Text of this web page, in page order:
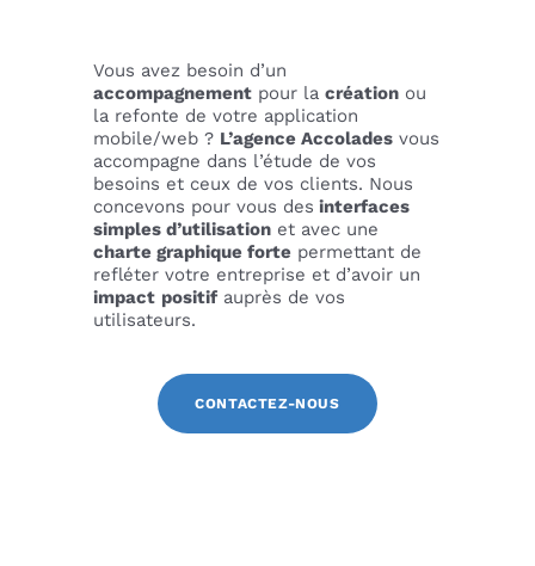
Vous avez besoin d’un
accompagnement pour la création ou
la refonte de votre application
mobile/web ? L’agence Accolades vous
accompagne dans l’étude de vos
besoins et ceux de vos clients. Nous
concevons pour vous des interfaces
simples d’utilisation et avec une
charte graphique forte permettant de
refléter votre entreprise et d’avoir un
impact positif auprès de vos
utilisateurs.
CONTACTEZ-NOUS